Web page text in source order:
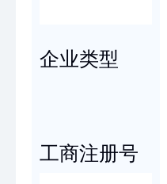
企业类型
工商注册号